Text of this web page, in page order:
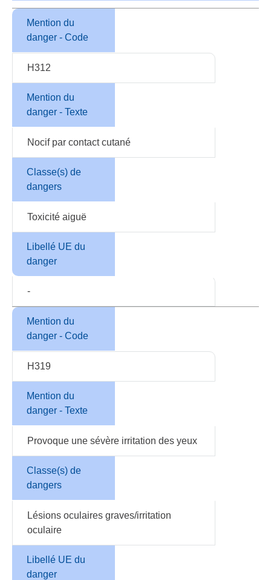
Mention du
danger - Code
H312
Mention du
danger - Texte
Nocif par contact cutané
Classe(s) de
dangers
Toxicité aiguë
Libellé UE du
danger
-
Mention du
danger - Code
H319
Mention du
danger - Texte
Provoque une sévère irritation des yeux
Classe(s) de
dangers
Lésions oculaires graves/irritation
oculaire
Libellé UE du
danger